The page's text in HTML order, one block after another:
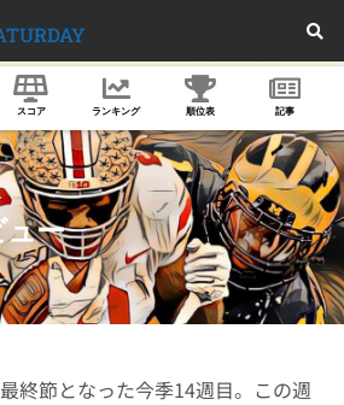
スコア ランキング 順位表 記事
ュー
終節となった今季14週目。この週